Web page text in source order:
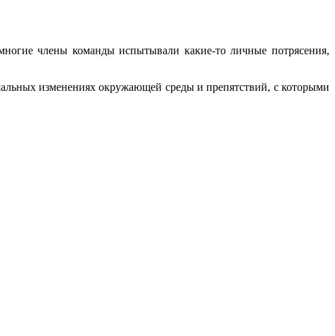
члены команды испытывали какие-то личные потрясения,
изменениях окружающей среды и препятствий, с которыми